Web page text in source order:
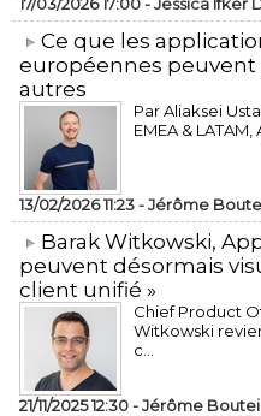
​Ce que les
européennes peuvent
autres
Par Aliaksei
EMEA & LATAM,
13/02/2026 11:23 -Jérôme
​Barak Witkowski,
peuvent désormais
client unifié »
Chief Product
Witkowski
c...
21/11/2025 12:30 -Jérôme